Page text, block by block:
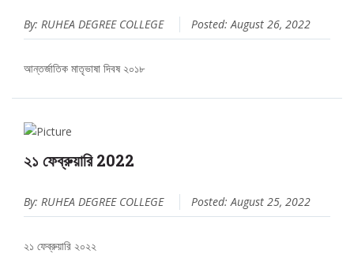
By: RUHEA DEGREE COLLEGE Posted: August 26, 2022
আন্তর্জাতিক মাতৃভাষা দিবষ ২০১৮
২১ ফেব্রুয়ারি 2022
By: RUHEA DEGREE COLLEGE Posted: August 25, 2022
২১ ফেব্রুয়ারি ২০২২